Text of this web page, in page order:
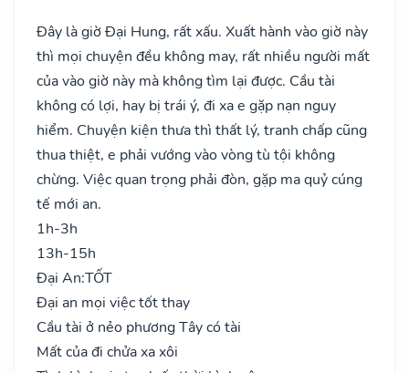
Đây là giờ Đại Hung, rất xấu. Xuất hành vào giờ này
thì mọi chuyện đều không may, rất nhiều người mất
của vào giờ này mà không tìm lại được. Cầu tài
không có lợi, hay bị trái ý, đi xa e gặp nạn nguy
hiểm. Chuyện kiện thưa thì thất lý, tranh chấp cũng
thua thiệt, e phải vướng vào vòng tù tội không
chừng. Việc quan trọng phải đòn, gặp ma quỷ cúng
tế mới an.
1h-3h
13h-15h
Đại An:TỐT
Đại an mọi việc tốt thay
Cầu tài ở nẻo phương Tây có tài
Mất của đi chửa xa xôi